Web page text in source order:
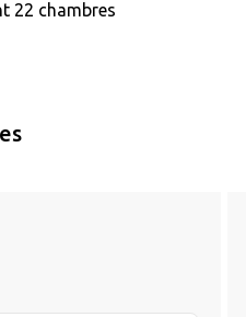
22 chambres